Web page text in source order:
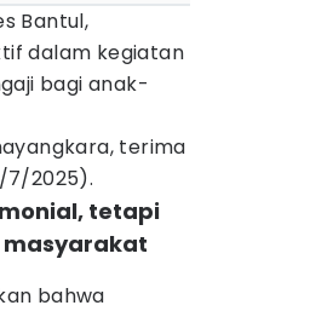
Bantul,
dalam kegiatan
bagi anak-
terima
7/2025).
tetapi
masyarakat
bahwa